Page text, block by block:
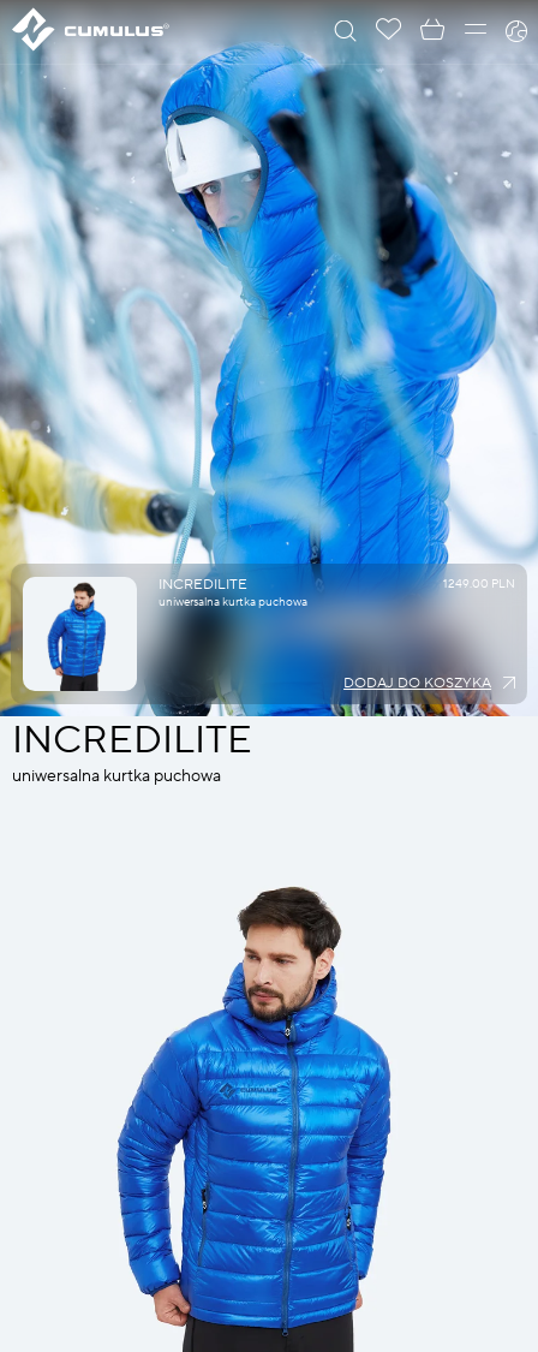
INCREDILITE
uniwersalna kurtka puchowa
1249.00 PLN
DODAJ DO KOSZYKA
INCREDILITE
uniwersalna kurtka puchowa